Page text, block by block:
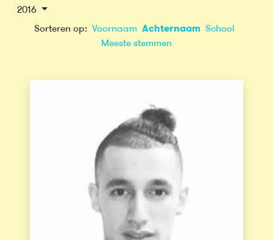
2016
Sorteren op: Voornaam Achternaam School
Meeste stemmen